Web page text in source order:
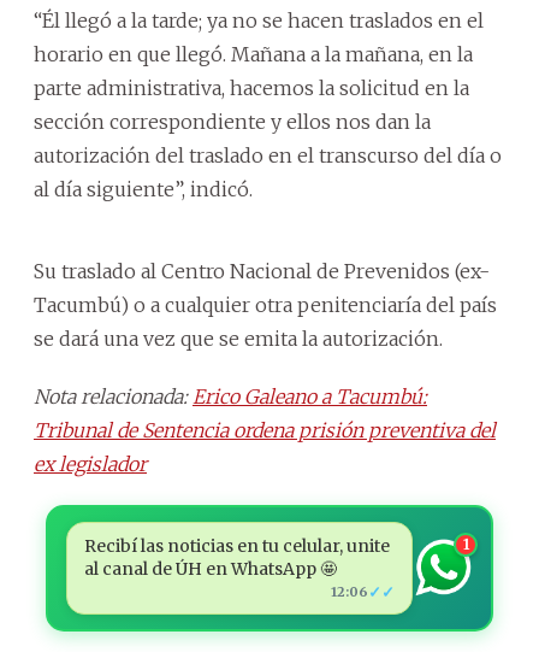
“Él llegó a la tarde; ya no se hacen traslados en el
horario en que llegó. Mañana a la mañana, en la
parte administrativa, hacemos la solicitud en la
sección correspondiente y ellos nos dan la
autorización del traslado en el transcurso del día o
al día siguiente”, indicó.
Su traslado al Centro Nacional de Prevenidos (ex-
Tacumbú) o a cualquier otra penitenciaría del país
se dará una vez que se emita la autorización.
Nota relacionada: Erico Galeano a Tacumbú:
Tribunal de Sentencia ordena prisión preventiva del
ex legislador
Recibí las noticias en tu celular, unite
al canal de ÚH en WhatsApp 🤩
12:06 ✓✓
1